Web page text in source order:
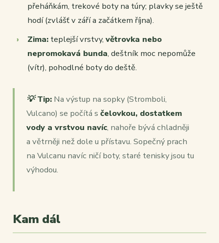
přeháňkám, trekové boty na túry; plavky se ještě
hodí (zvlášť v září a začátkem října).
Zima: teplejší vrstvy, větrovka nebo
nepromokavá bunda, deštník moc nepomůže
(vítr), pohodlné boty do deště.
💡 Tip: Na výstup na sopky (Stromboli,
Vulcano) se počítá s čelovkou, dostatkem
vody a vrstvou navíc, nahoře bývá chladněji
a větrněji než dole u přístavu. Sopečný prach
na Vulcanu navíc ničí boty, staré tenisky jsou tu
výhodou.
Kam dál